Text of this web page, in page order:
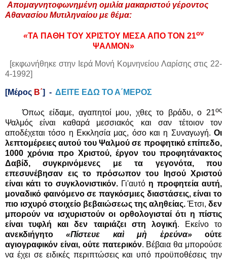
Απομαγνητοφωνημένη ομιλία μακαριστού γέροντος
Αθανασίου Μυτιληναίου με θέμα:
«ΤΑ ΠΑΘΗ ΤΟΥ ΧΡΙΣΤΟΥ ΜΕΣΑ ΑΠΟ ΤΟΝ 21ον
ΨΑΛΜΟΝ»
[εκφωνήθηκε στην Ιερά Μονή Κομνηνείου Λαρίσης στις 22-
4-1992]
[Μέρος Β΄] - ΔΕΙΤΕ ΕΔΩ ΤΟ Α΄ΜΕΡΟΣ
Όπως είδαμε, αγαπητοί μου, χθες το βράδυ, ο 21ος
Ψαλμός είναι καθαρά μεσσιακός και σαν τέτοιον τον
αποδέχεται τόσο η Εκκλησία μας, όσο και η Συναγωγή. Οι
λεπτομέρειες αυτού του Ψαλμού σε προφητικό επίπεδο,
1000 χρόνια προ Χριστού, έργον του προφητάνακτος
Δαβίδ, συγκρινόμενες με τα γεγονότα, που
επεσυνέβησαν εις το πρόσωπον του Ιησού Χριστού
είναι κάτι το συγκλονιστικόν.Γι'αυτό η προφητεία αυτή,
μοναδικό φαινόμενο σε παγκόσμιες διαστάσεις, είναι το
πιο ισχυρό στοιχείο βεβαιώσεως της αληθείας. Έτσι, δεν
μπορούν να ισχυριστούν οι ορθολογισταί ότι η πίστις
είναι τυφλή και δεν ταιριάζει στη λογική. Εκείνο το
ανεκδιήγητο
«Πίστευε καὶ μὴ ἐρεύνα»
ούτε
αγιογραφικόν είναι, ούτε πατερικόν. Βέβαια θα μπορούσε
να έχει σε ειδικές περιπτώσεις και υπό προϋποθέσεις την